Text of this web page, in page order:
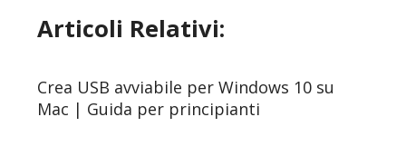
Articoli Relativi:
Crea USB avviabile per Windows 10 su
Mac | Guida per principianti